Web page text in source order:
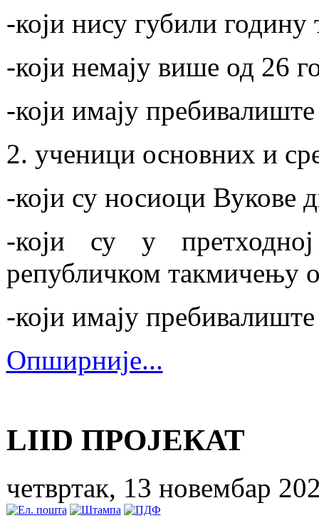
-који нису губили годину
-који немају више од 26
-који имају
2. ученици основних и
-који су носиоци Вукове
-који су у
републичком такмичењу
-који имају
Опширније...
LIID ПРОЈЕКАТ
четвртак, 13 новембар